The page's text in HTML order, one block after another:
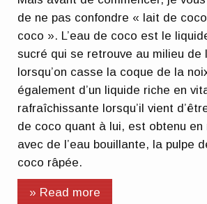
de ne pas confondre « lait de
coco ». L’eau de coco est le
sucré qui se retrouve au milieu de
lorsqu’on casse la coque de la
également d’un liquide riche en
rafraîchissante lorsqu’il vient
de coco quant à lui, est obtenu en
avec de l’eau bouillante, la pulpe
coco râpée.
» Read more